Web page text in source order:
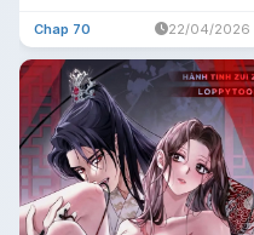
Chap 70 22/04/2026